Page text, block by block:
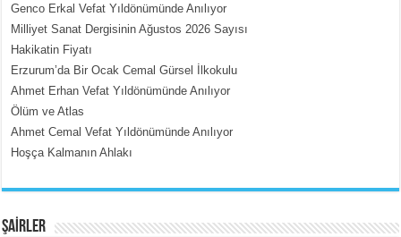
MEHMET ÇOBAN
İçerdeki Put Dışardaki Maskeler...
Genco Erkal Vefat Yıldönümünde Anılıyor
Milliyet Sanat Dergisinin Ağustos 2026 Sayısı
Hakikatin Fiyatı
Erzurum’da Bir Ocak Cemal Gürsel İlkokulu
Ahmet Erhan Vefat Yıldönümünde Anılıyor
Ölüm ve Atlas
Ahmet Cemal Vefat Yıldönümünde Anılıyor
Hoşça Kalmanın Ahlakı
ŞAİRLER